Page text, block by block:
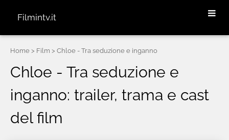
Filmintv.it
Home > Film > Chloe - Tra seduzione e inganno
Chloe - Tra seduzione e
inganno: trailer, trama e cast
del film